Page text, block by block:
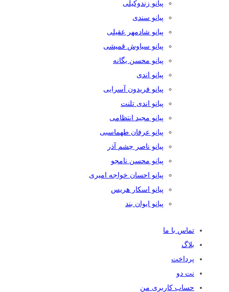
پیانو زندوکیلی
پیانو سندی
پیانو شادمهر عقیلی
پیانو سیاوش قمیشی
پیانو محسن یگانه
پیانو اندی
پیانو فریدون آسرایی
پیانو اندی تلنت
پیانو مجید انتظامی
پیانو عرفان طهماسبی
پیانو ناصر چشم آذر
پیانو محسن نامجو
پیانو احسان خواجه امیری
پیانو اسکار هریس
پیانو ایوان بند
تماس با ما
بلاگ
پرداخت
نت دو
حساب کاربری من